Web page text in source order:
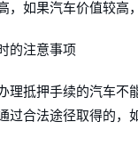
，如果汽车价值较高
的注意事项
理抵押手续的汽车不
过合法途径取得的，